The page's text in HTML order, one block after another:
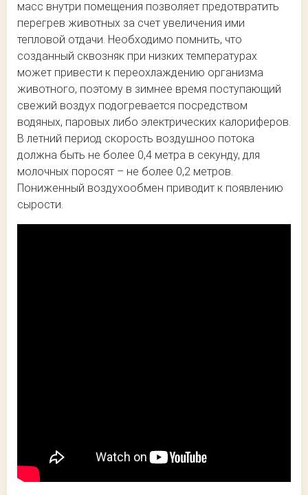
масс внутри помещения позволяет предотвратить
перегрев животных за счет увеличения ими
тепловой отдачи. Необходимо помнить, что
созданный сквозняк при низких температурах
может привести к переохлаждению организма
животного, поэтому в зимнее время поступающий
свежий воздух подогревается посредством
водяных, паровых либо электрических калориферов.
В летний период скорость воздушноо потока
должна быть не более 0,4 метра в секунду, для
молочных поросят – не более 0,2 метров.
Пониженный воздухообмен приводит к появлению
сырости.